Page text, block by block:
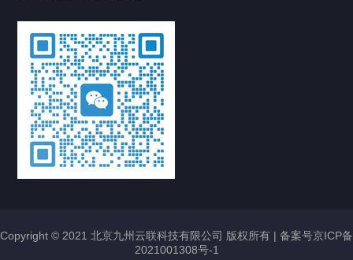
Copyright © 2021 北京九州云联科技有限公司 版权所有 | 备案号京ICP备
2021001308号-1